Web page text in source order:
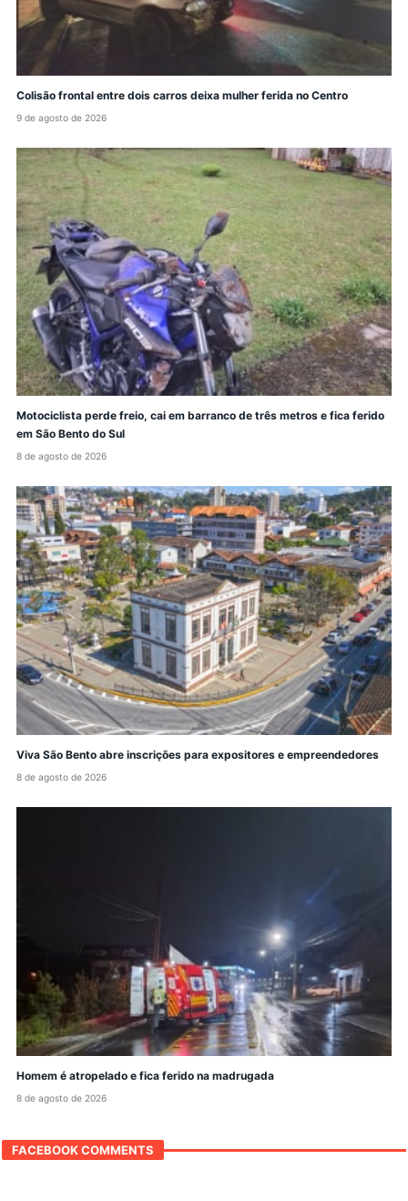
Colisão frontal entre dois carros deixa mulher ferida no Centro
9 de agosto de 2026
Motociclista perde freio, cai em barranco de três metros e fica ferido
em São Bento do Sul
8 de agosto de 2026
Viva São Bento abre inscrições para expositores e empreendedores
8 de agosto de 2026
Homem é atropelado e fica ferido na madrugada
8 de agosto de 2026
FACEBOOK COMMENTS